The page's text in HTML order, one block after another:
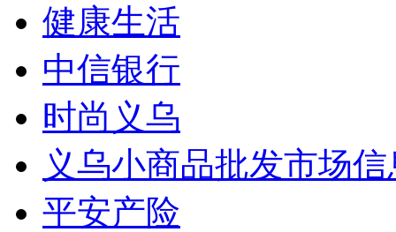
健康生活
中信银行
时尚义乌
义乌小商品批发市场
平安产险